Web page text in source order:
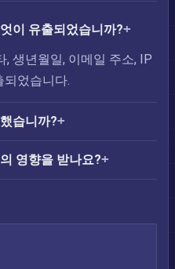
이 유출되었습니까?
, 생년월일, 이메일 주소, IP
되었습니다.
습니까?
영향을 받나요?